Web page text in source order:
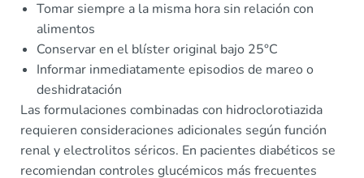
Tomar siempre a la misma hora sin relación con
alimentos
Conservar en el blíster original bajo 25°C
Informar inmediatamente episodios de mareo o
deshidratación
Las formulaciones combinadas con hidroclorotiazida
requieren consideraciones adicionales según función
renal y electrolitos séricos. En pacientes diabéticos se
recomiendan controles glucémicos más frecuentes